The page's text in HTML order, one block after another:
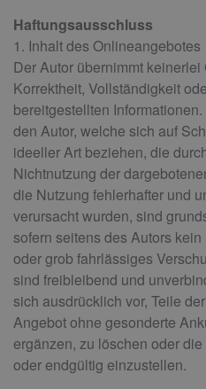
Haftungsausschluss
1. Inhalt des Onlineangebotes
Der Autor übernimmt
Korrektheit, Vollständigkeit
bereitgestellten
den Autor, welche sich auf
ideeller Art beziehen, die
Nichtnutzung der
die Nutzung fehlerhafter und
verursacht wurden, sind
sofern seitens des Autors
oder grob fahrlässiges
sind freibleibend und
sich ausdrücklich vor, Teile
Angebot ohne gesonderte
ergänzen, zu löschen oder
oder endgültig einzustellen.